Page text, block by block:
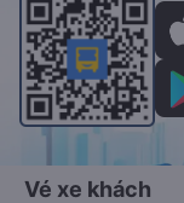
Vé xe khách